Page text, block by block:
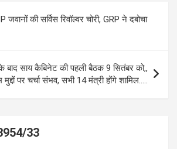
A
p
a
n
k
की सर्विस रिवॉल्वर चोरी, GRP ने दबोचा
बाद साय कैबिनेट की पहली बैठक 9 सितंबर को,,
पर चर्चा संभव, सभी 14 मंत्री होंगे शामिल…..
33